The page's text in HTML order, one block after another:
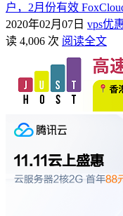
户，2月份有效
2020年02月07日 vps优
读 4,006 次 阅读全文